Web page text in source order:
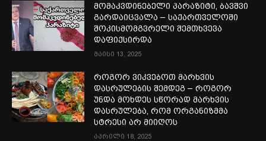
მომაკვდინებელი პარაზიტი, ბავშვი
გარდაიცვალა – საქართველოში
შოკისმომგვრელი შემთხვევა
დაფიქსირდა
მაისი 13, 2025
როგორ ვიკვებოთ მარხვის
დასრულების შემდეგ – როგორ
უნდა მოხდეს სწორად მარხვის
დასრულება, რომ ორგანიზმმა
სტრესი არ მიიღოს
აპრილი 18, 2025